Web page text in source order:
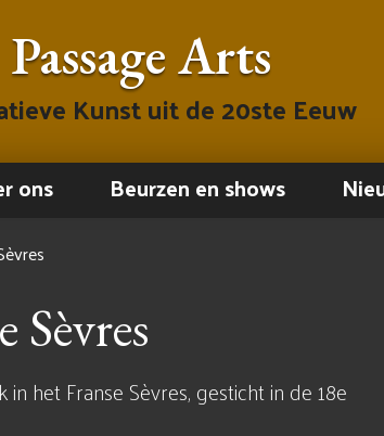
Passage Arts
Kunst uit de 20ste Eeuw
ons Beurzen en shows
het Franse Sèvres, gesticht in de 18e